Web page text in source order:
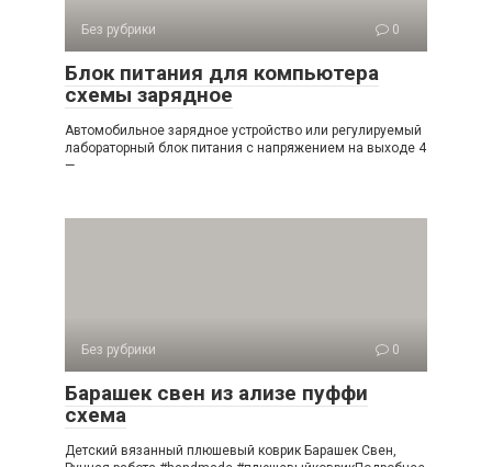
Без рубрики 0
Блок питания для компьютера
схемы зарядное
Автомобильное зарядное устройство или регулируемый
лабораторный блок питания с напряжением на выходе 4
—
Без рубрики 0
Барашек свен из ализе пуффи
схема
Детский вязанный плюшевый коврик Барашек Свен,